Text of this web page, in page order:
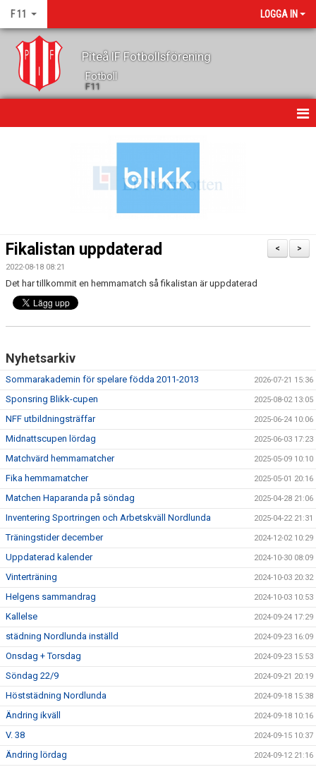
F 11 LOGGA IN
Piteå IF Fotbollsförening
Fotboll
F11
TRUPPEN
KONTAKT
MATCHER
BILDGALLERI
DOKUMENT
MEDLEMSKAP
>
<
Fikalistan uppdaterad
2022-08-18 08:21
Det har tillkommit en hemmamatch så fikalistan är uppdaterad
Nyhetsarkiv
Sommarakademin för spelare födda 2011-2013 2026-07-21 15:36
Sponsring Blikk-cupen 2025-08-02 13:05
NFF utbildningsträffar 2025-06-24 10:06
Midnattscupen lördag 2025-06-03 17:23
Matchvärd hemmamatcher 2025-05-09 10:10
Fika hemmamatcher 2025-05-01 20:16
Matchen Haparanda på söndag 2025-04-28 21:06
Inventering Sportringen och Arbetskväll Nordlunda 2025-04-22 21:31
Träningstider december 2024-12-02 10:29
Uppdaterad kalender 2024-10-30 08:09
Vinterträning 2024-10-03 20:32
Helgens sammandrag 2024-10-03 10:53
Kallelse 2024-09-24 17:29
städning Nordlunda inställd 2024-09-23 16:09
Onsdag + Torsdag 2024-09-23 15:53
Söndag 22/9 2024-09-21 20:19
Höststädning Nordlunda 2024-09-18 15:38
Ändring ikväll 2024-09-18 10:16
V. 38 2024-09-15 10:37
Ändring lördag 2024-09-12 21:16